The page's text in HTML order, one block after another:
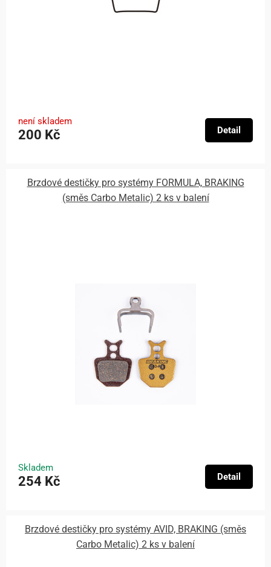
není skladem
200 Kč Detail
Brzdové destičky pro systémy FORMULA, BRAKING
(směs Carbo Metalic) 2 ks v balení
Skladem
254 Kč Detail
Brzdové destičky pro systémy AVID, BRAKING (směs
Carbo Metalic) 2 ks v balení